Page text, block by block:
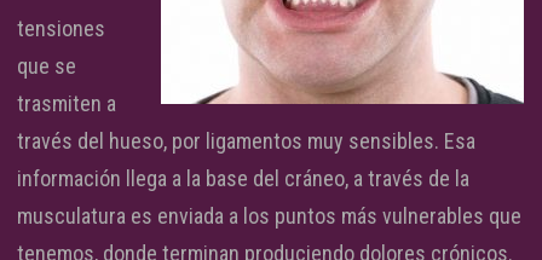
tensiones
que se
trasmiten a
través del hueso, por ligamentos muy sensibles. Esa
información llega a la base del cráneo, a través de la
musculatura es enviada a los puntos más vulnerables que
tenemos, donde terminan produciendo dolores crónicos.